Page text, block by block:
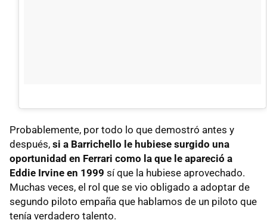
Probablemente, por todo lo que demostró antes y
después, si a Barrichello le hubiese surgido una
oportunidad en Ferrari como la que le apareció a
Eddie Irvine en 1999 sí que la hubiese aprovechado.
Muchas veces, el rol que se vio obligado a adoptar de
segundo piloto empaña que hablamos de un piloto que
tenía verdadero talento.